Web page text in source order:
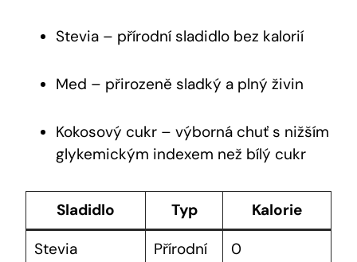
Stevia – přírodní sladidlo bez kalorií
Med – přirozeně sladký a plný živin
Kokosový cukr – výborná chuť s nižším
glykemickým indexem než bílý cukr
Sladidlo Typ
Kalorie
Stevia
Přírodní
0